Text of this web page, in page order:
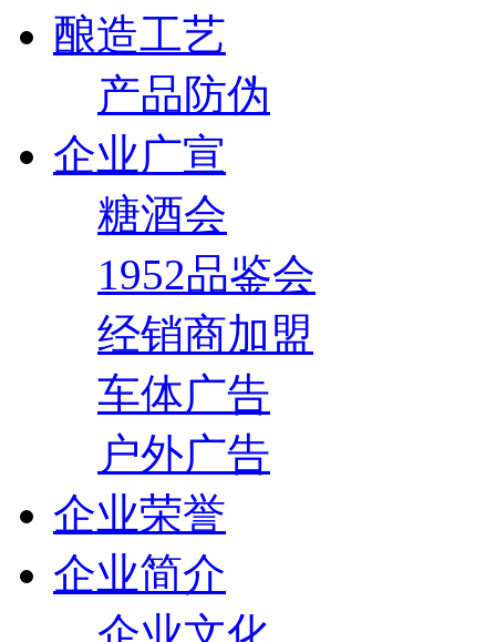
酿造工艺
产品防伪
企业广宣
糖酒会
1952品鉴会
经销商加盟
车体广告
户外广告
企业荣誉
企业简介